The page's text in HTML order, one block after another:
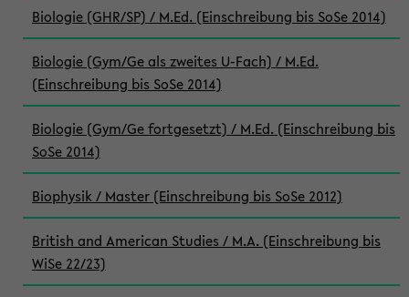
Biologie (GHR/SP) / M.Ed. (Einschreibung bis SoSe 2014)
Biologie (Gym/Ge als zweites U-Fach) / M.Ed.
(Einschreibung bis SoSe 2014)
Biologie (Gym/Ge fortgesetzt) / M.Ed. (Einschreibung bis
SoSe 2014)
Biophysik / Master (Einschreibung bis SoSe 2012)
British and American Studies / M.A. (Einschreibung bis
WiSe 22/23)